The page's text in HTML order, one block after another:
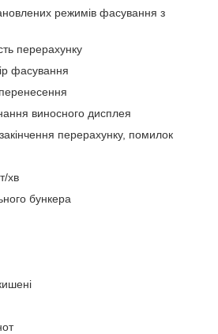
режимів фасування з
перерахунку
фасування
виносного дисплея
перерахунку, помилок
хв
бункера